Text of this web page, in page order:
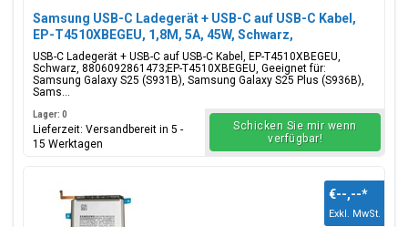
Samsung USB-C Ladegerät + USB-C auf USB-C Kabel,
EP-T4510XBEGEU, 1,8M, 5A, 45W, Schwarz,
Blisterverpackung, 8806092861473;EP-T4510XBEGEU
USB-C Ladegerät + USB-C auf USB-C Kabel, EP-T4510XBEGEU,
Schwarz, 8806092861473;EP-T4510XBEGEU, Geeignet für:
Samsung Galaxy S25 (S931B), Samsung Galaxy S25 Plus (S936B),
Sams...
Lager: 0
Lieferzeit: Versandbereit in 5 -
15 Werktagen
Schicken Sie mir wenn
verfügbar!
€--,--*
Exkl. MwSt.